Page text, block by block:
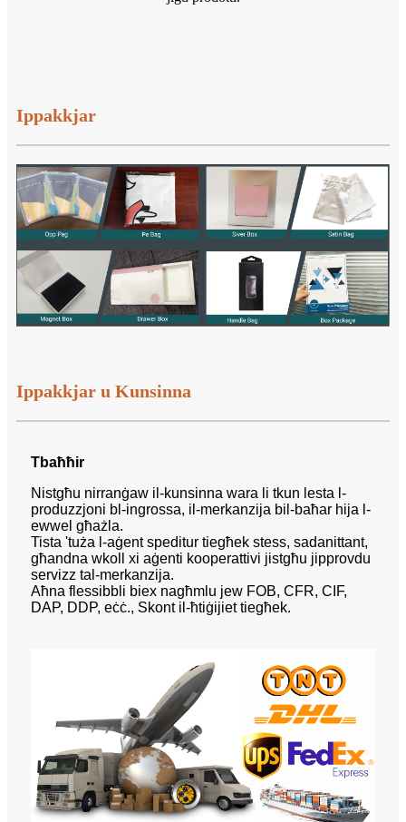
Ippakkjar
Ippakkjar u Kunsinna
Tbaħħir
Nistgħu nirranġaw il-kunsinna wara li tkun lesta l-
produzzjoni bl-ingrossa, il-merkanzija bil-baħar hija l-
ewwel għażla.
Tista 'tuża l-aġent speditur tiegħek stess, sadanittant,
għandna wkoll xi aġenti kooperattivi jistgħu jipprovdu
servizz tal-merkanzija.
Aħna flessibbli biex nagħmlu jew FOB, CFR, CIF,
DAP, DDP, eċċ., Skont il-ħtiġijiet tiegħek.